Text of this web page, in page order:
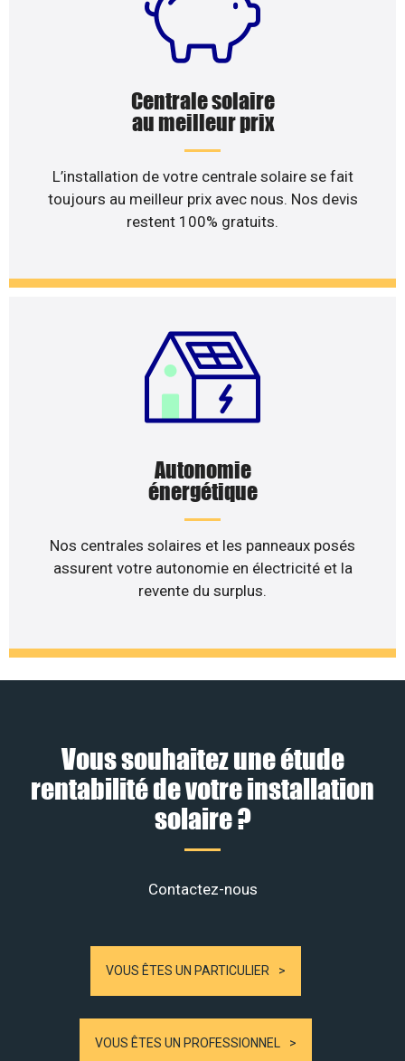
Centrale solaire
au meilleur prix
L’installation de votre centrale solaire se fait
toujours au meilleur prix avec nous. Nos devis
restent 100% gratuits.
Autonomie
énergétique
Nos centrales solaires et les panneaux posés
assurent votre autonomie en électricité et la
revente du surplus.
Vous souhaitez une étude
rentabilité de votre installation
solaire ?
Contactez-nous
VOUS ÊTES UN PARTICULIER
VOUS ÊTES UN PROFESSIONNEL